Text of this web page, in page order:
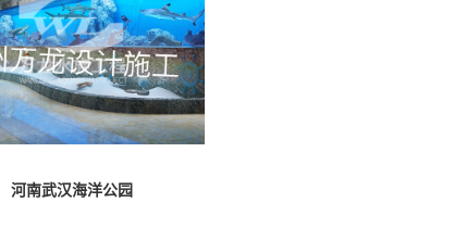
河南武汉海洋公园